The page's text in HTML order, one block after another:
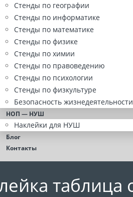
Стенды по географии
Стенды по информатике
Стенды по математике
Стенды по физике
Стенды по химии
Стенды по правоведению
Стенды по психологии
Стенды по физкультуре
Безопасность
НОП — НУШ
Наклейки для НУШ
Блог
Контакты
таблица